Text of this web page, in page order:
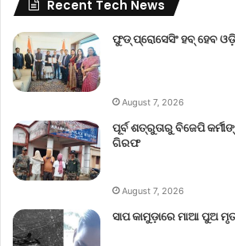
Recent Tech News
ଫୁଡ୍ ପ୍ରୋସେସିଂ ହବ୍ ହେବ
August 7, 2026
ପୂର୍ବ ଶତ୍ରୁତାରୁ ବିଜେପି
ଗିରଫ
August 7, 2026
ସାପ କାମୁଡ଼ାରେ ମାଆ ପୁଅ